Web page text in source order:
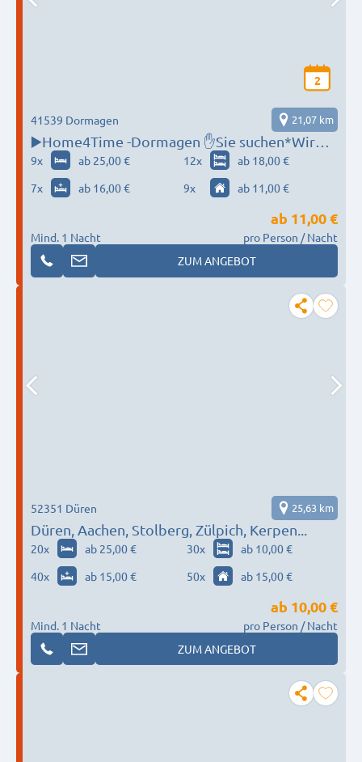
2
▶️Home4Time -Dormagen ✋Sie suchen*Wir
finden ✋‼️
41539 Dormagen 21,07 km
9x ab 25,00 € 12x
ab 18,00 €
7x ab 16,00 € 9x ab 11,00 €
Mind. 1 Nacht
ab 11,00 €
pro Person / Nacht
ZUM ANGEBOT
Düren, Aachen, Stolberg, Zülpich, Kerpen...
52351 Düren 25,63 km
20x ab 25,00 € 30x
ab 10,00 €
40x ab 15,00 € 50x ab 15,00 €
Mind. 1 Nacht
ab 10,00 €
pro Person / Nacht
ZUM ANGEBOT